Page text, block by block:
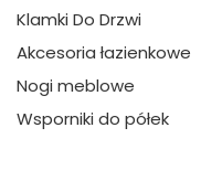
Klamki Do Drzwi
Akcesoria łazienkowe
Nogi meblowe
Wsporniki do półek